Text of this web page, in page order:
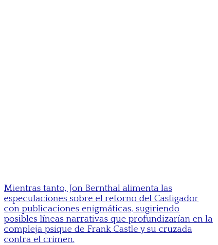
Mientras tanto, Jon Bernthal alimenta las
especulaciones sobre el retorno del Castigador
con publicaciones enigmáticas, sugiriendo
posibles líneas narrativas que profundizarían en la
compleja psique de Frank Castle y su cruzada
contra el crimen.